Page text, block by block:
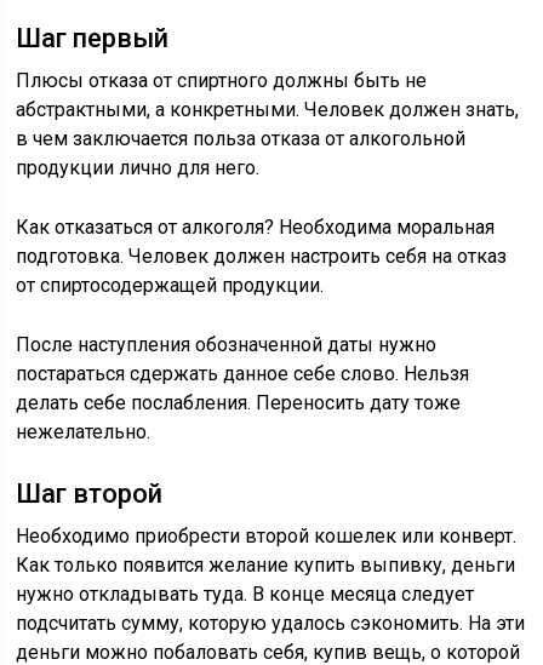
Шаг первый
Плюсы отказа от спиртного должны быть не
абстрактными, а конкретными. Человек должен знать,
в чем заключается польза отказа от алкогольной
продукции лично для него.
Как отказаться от алкоголя? Необходима моральная
подготовка. Человек должен настроить себя на отказ
от спиртосодержащей продукции.
После наступления обозначенной даты нужно
постараться сдержать данное себе слово. Нельзя
делать себе послабления. Переносить дату тоже
нежелательно.
Шаг второй
Необходимо приобрести второй кошелек или конверт.
Как только появится желание купить выпивку, деньги
нужно откладывать туда. В конце месяца следует
подсчитать сумму, которую удалось сэкономить. На эти
деньги можно побаловать себя, купив вещь, о которой